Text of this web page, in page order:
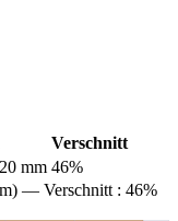
Verschnitt
mm 46%
— Verschnitt : 46%